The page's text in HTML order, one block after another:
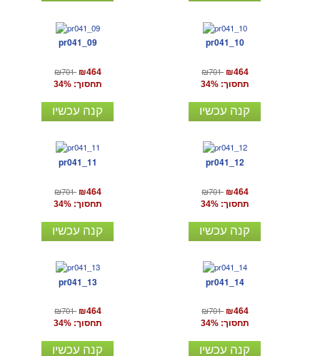
pr041_09
₪701 ₪464
תחסוך: 34%
קנה עכשיו
pr041_10
₪701 ₪464
תחסוך: 34%
קנה עכשיו
pr041_11
₪701 ₪464
תחסוך: 34%
קנה עכשיו
pr041_12
₪701 ₪464
תחסוך: 34%
קנה עכשיו
pr041_13
₪701 ₪464
תחסוך: 34%
קנה עכשיו
pr041_14
₪701 ₪464
תחסוך: 34%
קנה עכשיו